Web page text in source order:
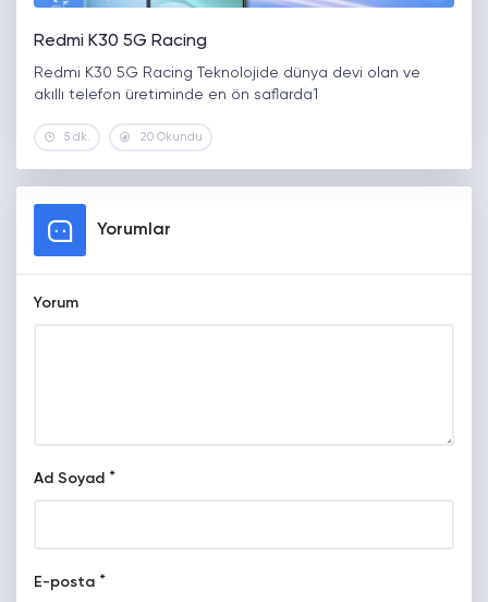
Redmi K30 5G Racing
Redmi K30 5G Racing Teknolojide dünya devi olan ve
akıllı telefon üretiminde en ön saflarda1
5 dk. 20 Okundu
Yorumlar
Yorum
Ad Soyad *
E-posta *